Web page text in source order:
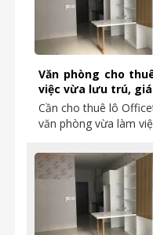
Văn phòng cho
việc vừa lưu trú,
Cần cho thuê lô
văn phòng vừa làm